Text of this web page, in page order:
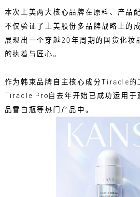
本次上美两大核心品牌在原料、产品
不仅验证了上美股份多品牌战略上的
展现出一个穿越20年周期的国货化妆
的执着与匠心。
作为韩束品牌自主核心成分Tiracle的
Tiracle Pro自去年开始已成功运用于
品雪白瓶等热门产品中。